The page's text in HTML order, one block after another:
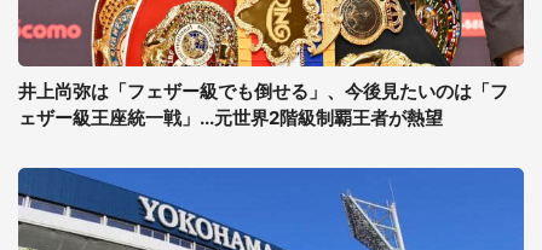
井上尚弥は「フェザー級でも倒せる」、今後見たいのは「フ
ェザー級王座統一戦」...元世界2階級制覇王者が熱望